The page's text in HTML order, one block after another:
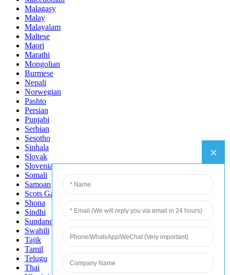
Malagasy
Malay
Malayalam
Maltese
Maori
Marathi
Mongolian
Burmese
Nepali
Norwegian
Pashto
Persian
Punjabi
Serbian
Sesotho
Sinhala
Slovak
Slovenian
Somali
Samoan
Scots Gaelic
Shona
Sindhi
Sundanese
Swahili
Tajik
Tamil
Telugu
Thai